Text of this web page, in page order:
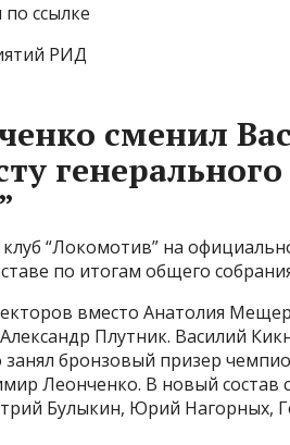
ссылке
РИД
сменил
“Локомотив” на
по итогам общего
вместо Анатолия
Плутник. Василий
занял бронзовый призер
Леонченко. В новый состав
Булыкин, Юрий Нагорных,